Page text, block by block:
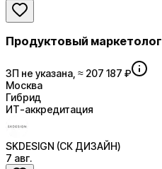
Продуктовый маркетолог
ЗП не указана, ≈ 207 187 ₽
Москва
Гибрид
ИТ-аккредитация
SKDESIGN (СК ДИЗАЙН)
7 авг.